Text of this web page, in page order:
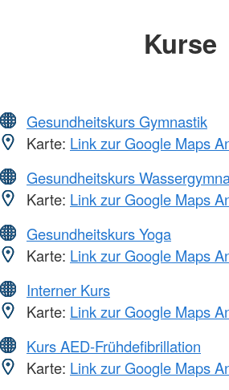
Kurse
Gesundheitskurs Gymnastik
Karte: Link zur Google Maps
Gesundheitskurs
Karte: Link zur Google Maps
Gesundheitskurs Yoga
Karte: Link zur Google Maps
Interner Kurs
Karte: Link zur Google Maps
Kurs AED-Frühdefibrillation
Karte: Link zur Google Maps